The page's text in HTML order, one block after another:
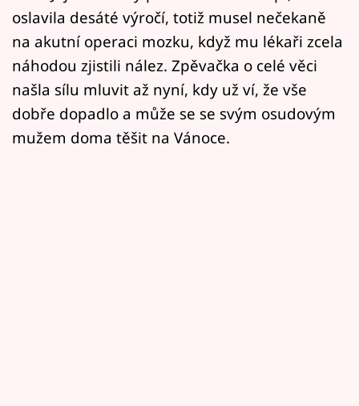
Sledujte nás
oslavila desáté výročí, totiž musel nečekaně
na akutní operaci mozku, když mu lékaři zcela
náhodou zjistili nález. Zpěvačka o celé věci
našla sílu mluvit až nyní, kdy už ví, že vše
dobře dopadlo a může se se svým osudovým
mužem doma těšit na Vánoce.